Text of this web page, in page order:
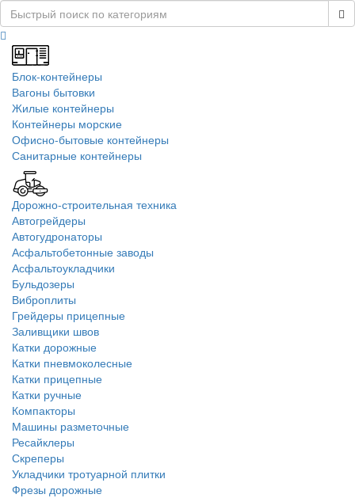
Блок-контейнеры
Вагоны бытовки
Жилые контейнеры
Контейнеры морские
Офисно-бытовые контейнеры
Санитарные контейнеры
Дорожно-строительная техника
Автогрейдеры
Автогудронаторы
Асфальтобетонные заводы
Асфальтоукладчики
Бульдозеры
Виброплиты
Грейдеры прицепные
Заливщики швов
Катки дорожные
Катки пневмоколесные
Катки прицепные
Катки ручные
Компакторы
Машины разметочные
Ресайклеры
Скреперы
Укладчики тротуарной плитки
Фрезы дорожные